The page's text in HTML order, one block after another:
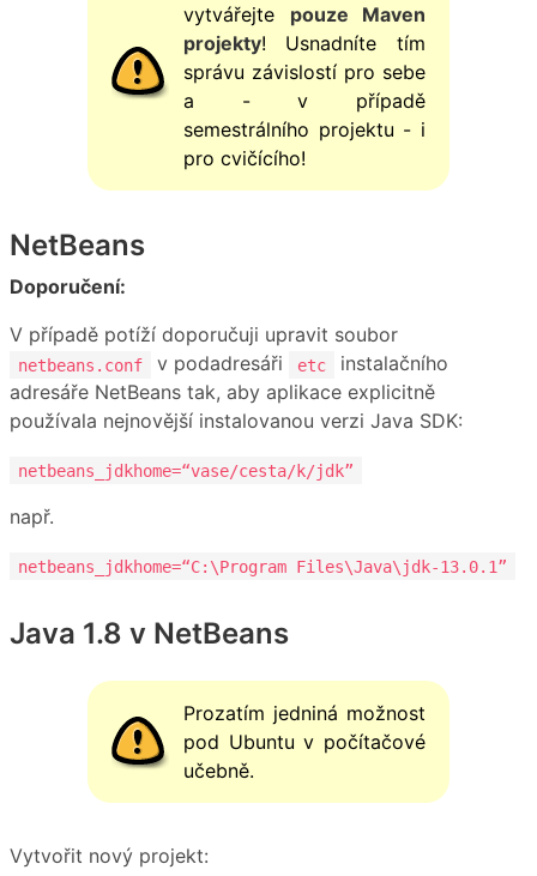
vytvářejte pouze Maven
projekty! Usnadníte tím
správu závislostí pro sebe
a - v případě
semestrálního projektu - i
pro cvičícího!
NetBeans
Doporučení:
V případě potíží doporučuji upravit soubor
netbeans.conf v podadresáři etc
instalačního
adresáře NetBeans tak, aby aplikace explicitně
používala nejnovější instalovanou verzi Java SDK:
netbeans_jdkhome=“vase/cesta/k/jdk”
např.
netbeans_jdkhome=“C:\Program Files\Java\jdk-13.0.1”
Java 1.8 v NetBeans
Prozatím jedniná možnost
pod Ubuntu v počítačové
učebně.
Vytvořit nový projekt: